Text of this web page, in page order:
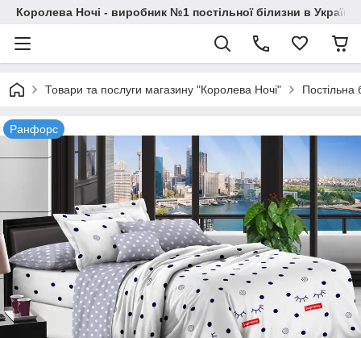
Королева Ночі - виробник №1 постільної білизни в Україні
Товари та послуги магазину "Королева Ночі" Постільна
Ранфорс